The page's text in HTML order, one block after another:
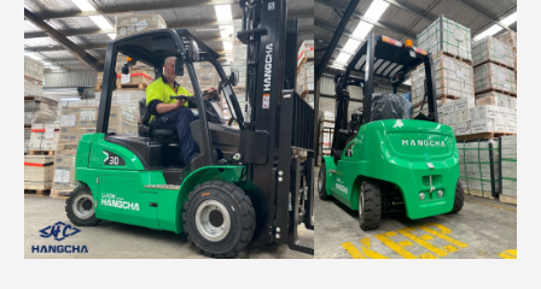
HC ÖNJÁRÓ KAROS/OSZLOPOS
SZEMÉLYEMELŐK